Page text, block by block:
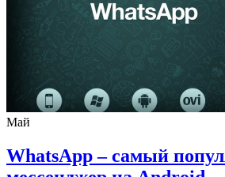
Май
WhatsApp – самый